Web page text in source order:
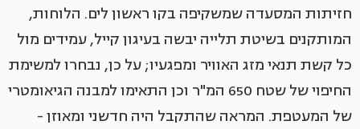
חזיתות המסעדה שמשקיפה בקו ראשון לים. הלוחות,
המותקנים בשיטת תלייה יבשה בעיגון קייל, עמידים מול
כל קשת תנאי מזג האוויר ומפגעיו; על כן, נבחרו למשימת
החיפוי של שטח 650 המ"ר וכן התאימו למבנה הגיאומטרי
של המעטפת. המראה שהתקבל היה חדשני ומאוזן -